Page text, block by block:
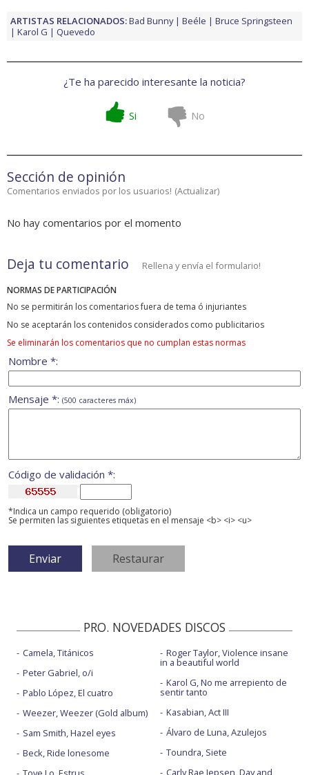
ARTISTAS RELACIONADOS:Bad Bunny Beéle
Bruce Springsteen
Karol G
Quevedo
¿Te ha parecido interesante la noticia?
Si No
Sección de opinión
Comentarios enviados por los usuarios! (Actualizar)
No hay comentarios por el momento
Deja tu comentario Rellena y envía el formulario!
NORMAS DE PARTICIPACIÓN
No se permitirán los comentarios fuera de tema ó injuriantes
No se aceptarán los contenidos considerados como publicitarios
Se eliminarán los comentarios que no cumplan estas normas
Nombre *:
Mensaje *: (500 caracteres máx)
Código de validación *:
*Indica un campo requerido (obligatorio)
Se permiten las siguientes etiquetas en el mensaje <b> <i> <u>
PRO. NOVEDADES DISCOS
Camela, Titánicos
Peter Gabriel, o/i
Pablo López, El cuatro
Weezer, Weezer (Gold album)
Sam Smith, Hazel eyes
Beck, Ride lonesome
Roger Taylor, Violence insane
in a beautiful world
Karol G, No me arrepiento de
sentir tanto
Kasabian, Act III
Álvaro de Luna, Azulejos
Toundra, Siete
Carly Rae Jepsen, Day and